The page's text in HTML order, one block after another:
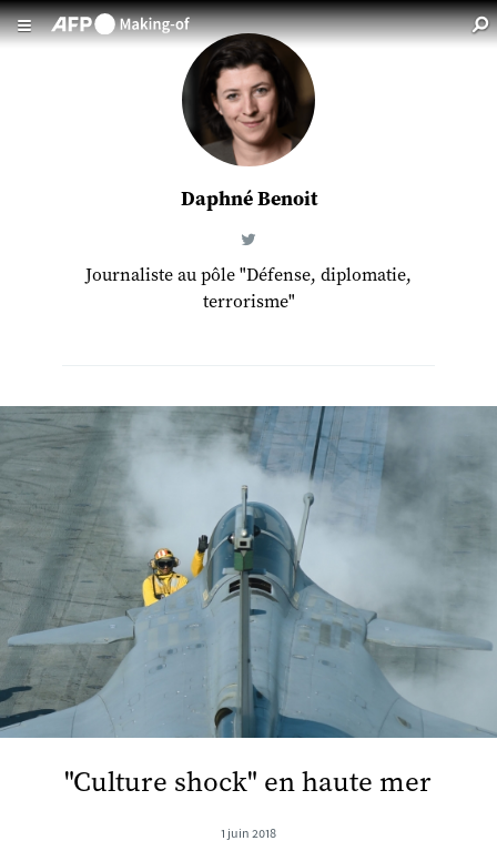
Daphné Benoit
Journaliste au pôle "Défense, diplomatie,
terrorisme"
"Culture shock" en haute mer
1 juin 2018